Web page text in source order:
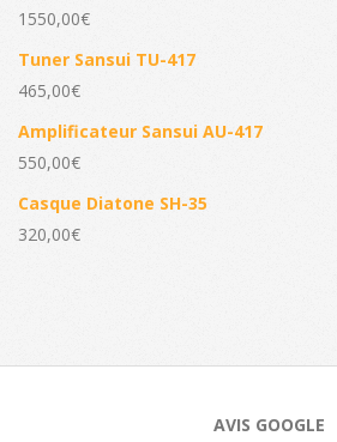
1550,00€
Tuner Sansui TU-417
465,00€
Amplificateur Sansui AU-417
550,00€
Casque Diatone SH-35
320,00€
AVIS GOOGLE